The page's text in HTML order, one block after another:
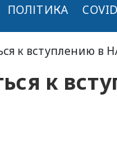
ПОЛІТИКА
к вступлению в
к